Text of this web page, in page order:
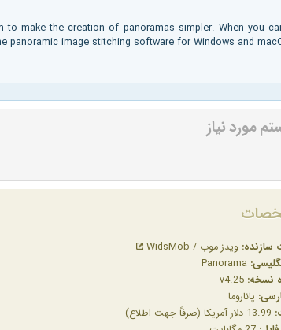
to make the creation of panoramas simpler. When you
panoramic image stitching software for Windows and
مورد نیاز
سازنده: ویدز موب / WidsMob
نسخه:
پاناروما